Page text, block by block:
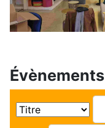
Évènements